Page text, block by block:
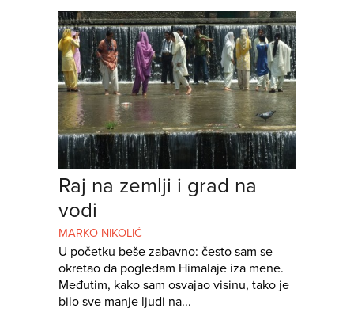
Raj na zemlji i grad na
vodi
MARKO NIKOLIĆ
U početku beše zabavno: često sam se
okretao da pogledam Himalaje iza mene.
Međutim, kako sam osvajao visinu, tako je
bilo sve manje ljudi na...